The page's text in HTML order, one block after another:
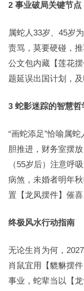
2 事业破局关键节点
属蛇人33岁、45岁
责骂，莫要硬碰，
公文包内藏【莲花
题延误出国计划，
3 蛇影迷踪的智慧哲
“画蛇添足”恰喻属
胆推进，财务室摆
（55岁后）注意呼
病煞，未婚者明年
置【龙凤摆件】催喜
终极风水行动指南
无论生肖为何，
肖鼠宜用【貔貅摆
事业，蛇辈当以【